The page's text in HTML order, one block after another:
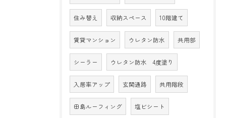
住み替え 収納スペース 10階建て
賃貸マンション ウレタン防水 共用部
シーラー ウレタン防水 4度塗り
入居率アップ 玄関通路 共用階段
田島ルーフィング 塩ビシート